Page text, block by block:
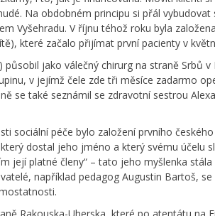
Na obdobném principu si přál
Vyšehradu. V říjnu téhož roku byla
které začalo přijímat první pacienty v
působil jako válečný chirurg na straně Srbů
v jejímž čele zde tři měsíce zadarmo
se také seznámil se zdravotní sestrou
sociální péče bylo založení prvního
dostal jeho jméno a který svému účelu
její platné členy“ – tato jeho myšlenka stála
například pedagog Augustin Bartoš,